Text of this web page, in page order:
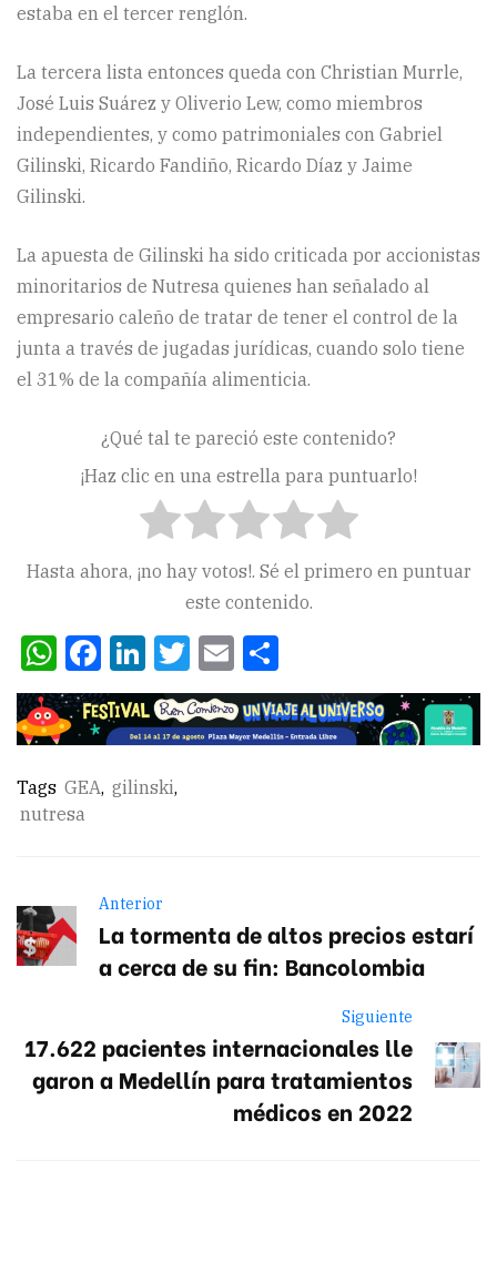
estaba en el tercer renglón.
La tercera lista entonces queda con Christian Murrle,
José Luis Suárez y Oliverio Lew, como miembros
independientes, y como patrimoniales con Gabriel
Gilinski, Ricardo Fandiño, Ricardo Díaz y Jaime
Gilinski.
La apuesta de Gilinski ha sido criticada por accionistas
minoritarios de Nutresa quienes han señalado al
empresario caleño de tratar de tener el control de la
junta a través de jugadas jurídicas, cuando solo tiene
el 31% de la compañía alimenticia.
¿Qué tal te pareció este contenido?
¡Haz clic en una estrella para puntuarlo!
Hasta ahora, ¡no hay votos!. Sé el primero en puntuar
este contenido.
WhatsApp
Facebook
LinkedIn
Twitter
Email
Tags GEA, gilinski,
nutresa
Anterior
La tormenta de altos precios estarí
a cerca de su fin: Bancolombia
Siguiente
17.622 pacientes internacionales lle
garon a Medellín para tratamientos
médicos en 2022